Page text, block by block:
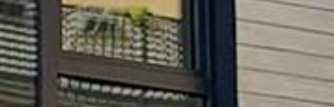
GESCHICHTE
ein historischer Ort